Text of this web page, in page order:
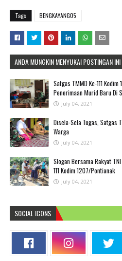
Tags BENGKAYANGO5
ANDA MUNGKIN MENYUKAI POSTINGAN INI
Satgas TMMD Ke-111
Penerimaan Murid Baru Di
July 04, 2021
Disela-Sela Tugas, Satgas
Warga
July 04, 2021
Slogan Bersama Rakyat
111 Kodim 1207/Pontianak
July 04, 2021
SOCIAL ICONS